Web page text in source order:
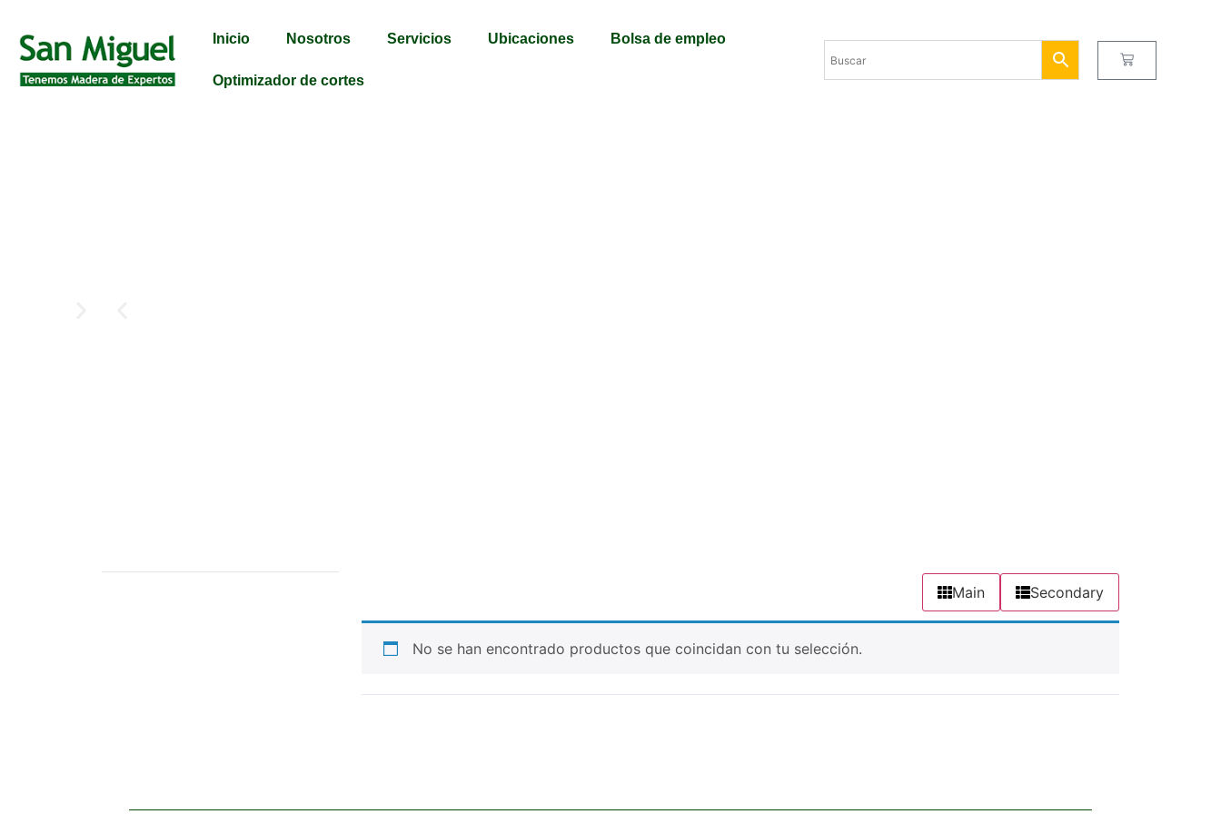
Inicio Nosotros Servicios Ubicaciones Bolsa de empleo
Optimizador de cortes
Main Secondary
No se han encontrado productos que coincidan con tu selección.